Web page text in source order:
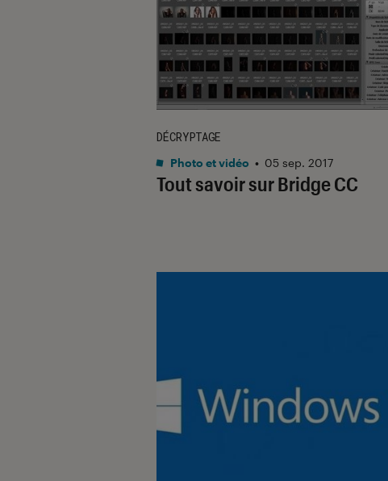
Tout savoir sur Bridge CC
DÉCRYPTAGE
Photo et vidéo • 05 sep. 2017